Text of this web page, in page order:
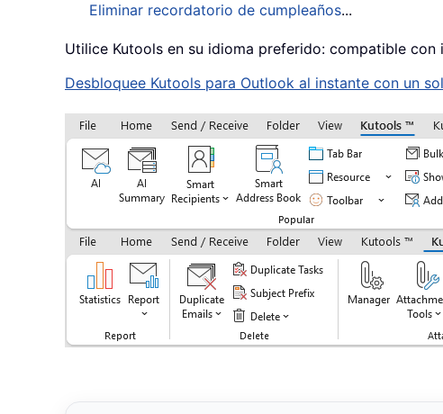
Eliminar recordatorio de cumpleaños...
Utilice Kutools en su idioma preferido: compatible
Desbloquee Kutools para Outlook al instante con un